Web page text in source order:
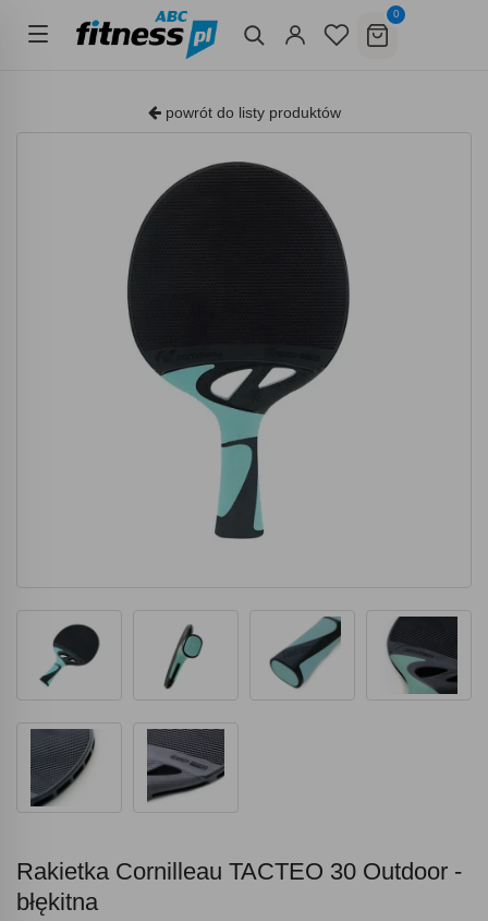
0
powrót do listy produktów
Rakietka Cornilleau TACTEO 30 Outdoor -
błękitna